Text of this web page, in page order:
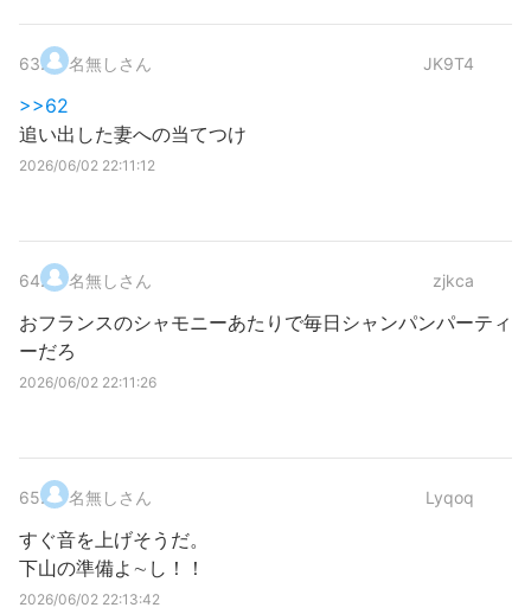
63. 名無しさん JK9T4
>>62
追い出した妻への当てつけ
2026/06/02 22:11:12
64. 名無しさん zjkca
おフランスのシャモニーあたりで毎日シャンパンパーティ
ーだろ
2026/06/02 22:11:26
65. 名無しさん Lyqoq
すぐ音を上げそうだ。
下山の準備よ∼し！！
2026/06/02 22:13:42